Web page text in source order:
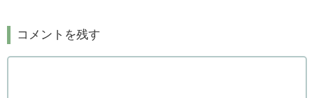
コメントを残す